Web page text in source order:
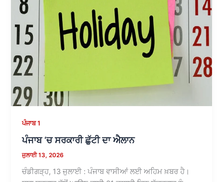
ਪੰਜਾਬ 1
ਪੰਜਾਬ ‘ਚ ਸਰਕਾਰੀ ਛੁੱਟੀ ਦਾ ਐਲਾਨ
ਜੁਲਾਈ 13, 2026
ਚੰਡੀਗੜ੍ਹ, 13 ਜੁਲਾਈ : ਪੰਜਾਬ ਵਾਸੀਆਂ ਲਈ ਅਹਿਮ ਖ਼ਬਰ ਹੈ।